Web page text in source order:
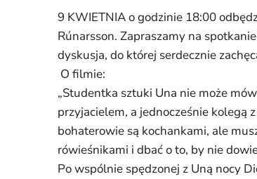
9 KWIETNIA o godzinie 18:00
Rúnarsson. Zapraszamy na spotkanie
dyskusja, do której serdecznie
O filmie:
„Studentka sztuki Una nie może
przyjacielem, a jednocześnie kolegą
bohaterowie są kochankami, ale
rówieśnikami i dbać o to, by nie
Po wspólnie spędzonej z Uną nocy